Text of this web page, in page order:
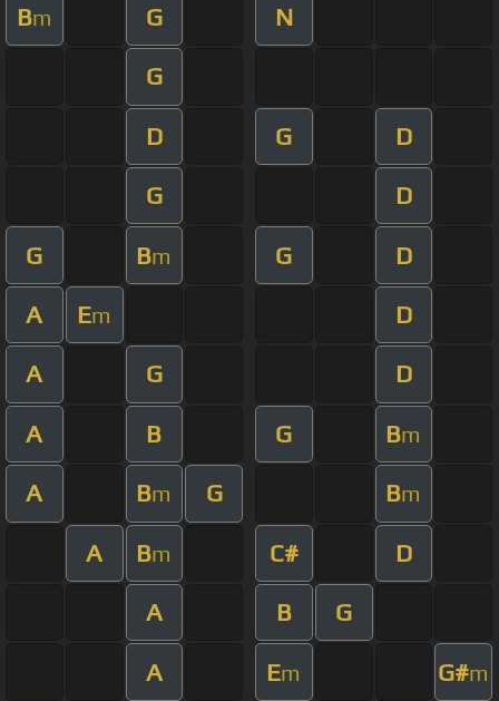
Bm G N
G
D G D
G D
G Bm G D
A Em D
A G D
A B G Bm
A Bm G Bm
A Bm C# D
A B G
A Em G#m